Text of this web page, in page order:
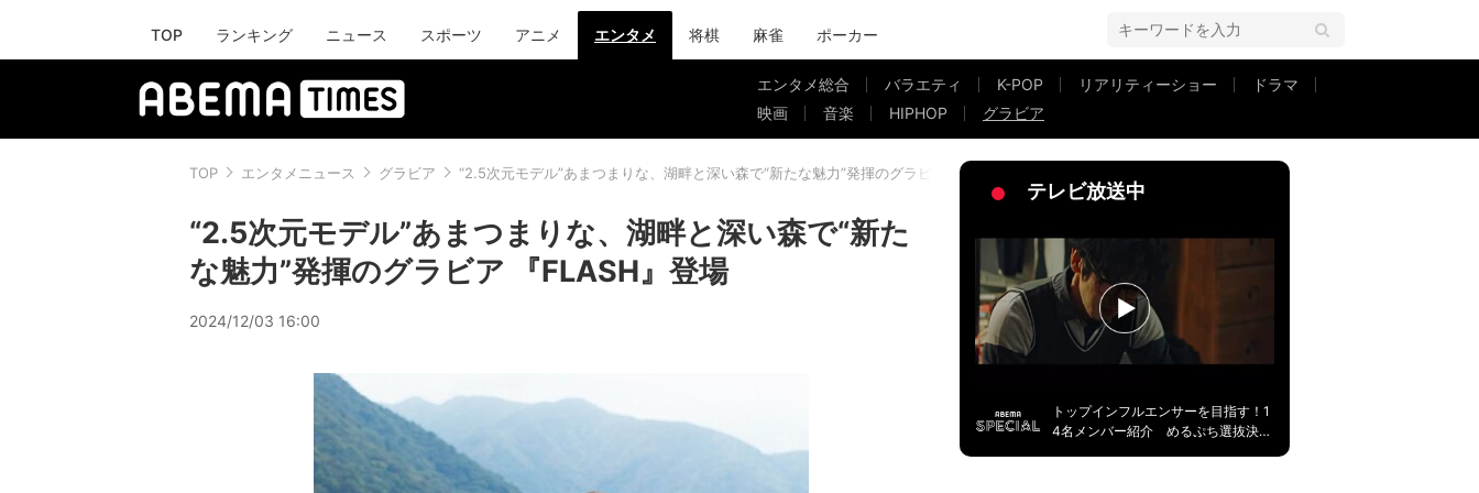
TOP ランキング ニュース スポーツ アニメ エンタメ 将棋 麻雀 ポーカー
エンタメ総合 バラエティ K-POP リアリティーショー
ドラマ
映画
音楽 HIPHOP グラビア
TOP エンタメニュース グラビア “2.5次元モデル”あまつまりな、湖畔と深い森で“新たな魅力”発揮のグラビア 『FLASH』登場
“2.5次元モデル”あまつまりな、湖畔と深い森で“新た
な魅力”発揮のグラビア 『FLASH』登場
2024/12/03 16:00
テレビ放送中
トップインフルエンサーを目指す！1
4名メンバー紹介 めるぷち選抜決定